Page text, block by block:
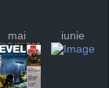
mai iunie